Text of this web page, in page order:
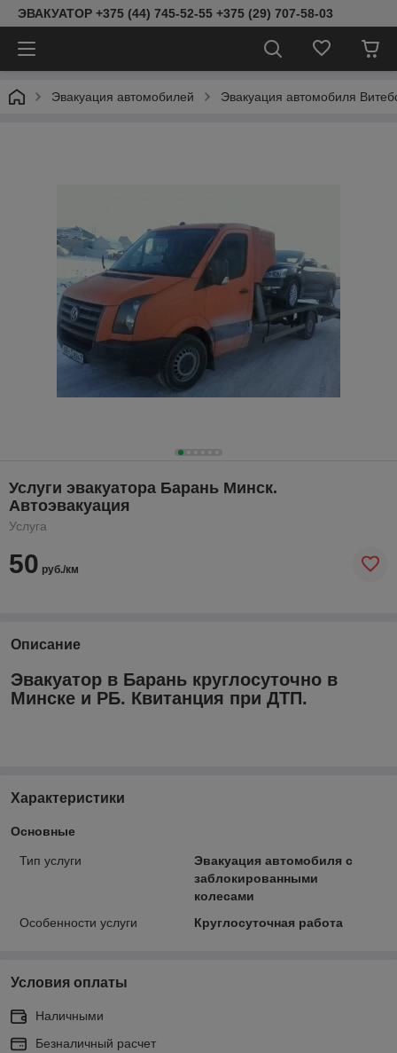
ЭВАКУАТОР +375 (44) 745-52-55 +375 (29) 707-58-03
Эвакуация автомобилей Эвакуация автомобиля
Услуги эвакуатора Барань Минск.
Автоэвакуация
Услуга
50 руб./км
Описание
Эвакуатор в Барань круглосуточно в
Минске и РБ. Квитанция при ДТП.
Характеристики
Основные
Тип услуги
Эвакуация автомобиля с
заблокированными
колесами
Особенности услуги
Круглосуточная работа
Условия оплаты
Наличными
Безналичный расчет